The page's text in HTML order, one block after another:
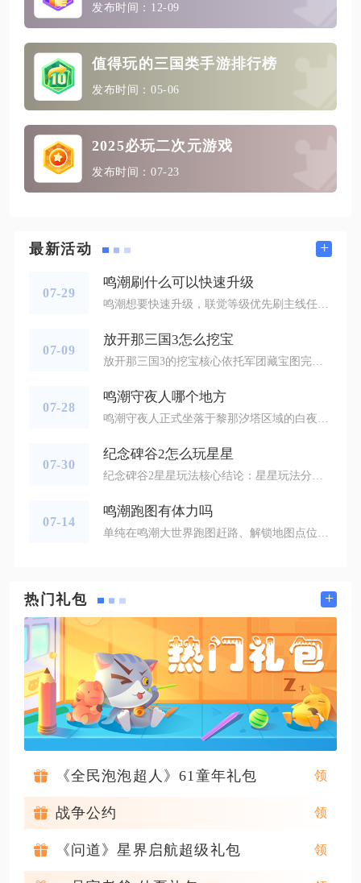
发布时间：12-09
值得玩的三国类手游排行榜
发布时间：05-06
2025必玩二次元游戏
发布时间：07-23
最新活动 +
07-29
鸣潮刷什么可以快速升级
07-09
放开那三国3怎么挖宝
07-28
鸣潮守夜人哪个地方
07-30
纪念碑谷2怎么玩星星
07-14
鸣潮跑图有体力吗
热门礼包 +
《全民泡泡超人》61童年礼包
战争公约
《问道》星界启航超级礼包